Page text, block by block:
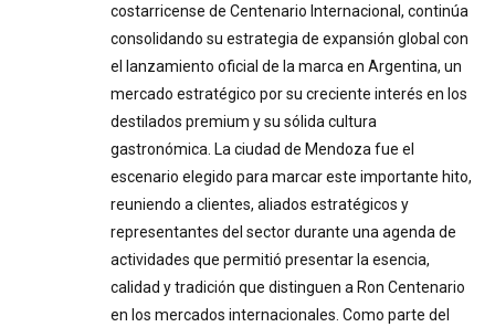
costarricense de Centenario Internacional, continúa
consolidando su estrategia de expansión global con
el lanzamiento oficial de la marca en Argentina, un
mercado estratégico por su creciente interés en los
destilados premium y su sólida cultura
gastronómica. La ciudad de Mendoza fue el
escenario elegido para marcar este importante hito,
reuniendo a clientes, aliados estratégicos y
representantes del sector durante una agenda de
actividades que permitió presentar la esencia,
calidad y tradición que distinguen a Ron Centenario
en los mercados internacionales. Como parte del